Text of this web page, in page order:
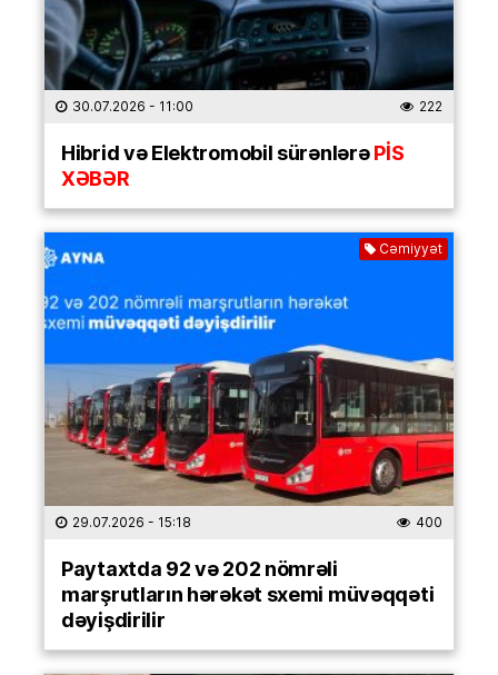
30.07.2026 - 11:00 222
Hibrid və Elektromobil sürənlərəPİS
XƏBƏR
Cəmiyyət
29.07.2026 - 15:18 400
Paytaxtda 92 və 202 nömrəli
marşrutların hərəkət sxemi müvəqqəti
dəyişdirilir